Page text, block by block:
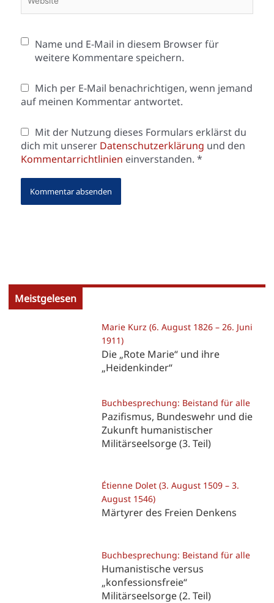
Name und E-Mail in diesem Browser für
weitere Kommentare speichern.
Mich per E-Mail benachrichtigen, wenn jemand
auf meinen Kommentar antwortet.
Mit der Nutzung dieses Formulars erklärst du
dich mit unserer Datenschutzerklärung und den
Kommentarrichtlinien einverstanden. *
Meistgelesen
Marie Kurz (6. August 1826 – 26. Juni
1911)
Die „Rote Marie“ und ihre
„Heidenkinder“
Buchbesprechung: Beistand für alle
Pazifismus, Bundeswehr und die
Zukunft humanistischer
Militärseelsorge (3. Teil)
Étienne Dolet (3. August 1509 – 3.
August 1546)
Märtyrer des Freien Denkens
Buchbesprechung: Beistand für alle
Humanistische versus
„konfessionsfreie“
Militärseelsorge (2. Teil)